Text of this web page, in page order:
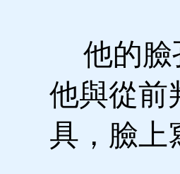
他的臉
他與從前
具，臉上